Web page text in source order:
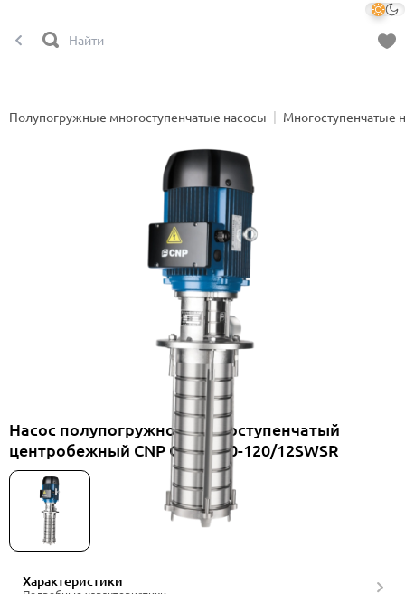
Полупогружные многоступенчатые насосы Многоступенчатые
Насос полупогружной многоступенчатый
центробежный CNP CDLKF20-120/12SWSR
Характеристики